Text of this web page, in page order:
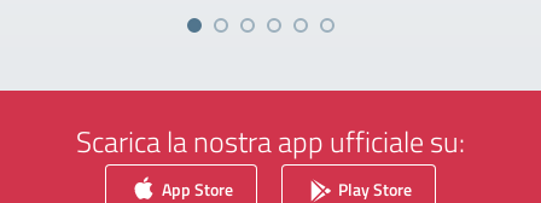
Scarica la nostra app ufficiale su:
App Store Play Store